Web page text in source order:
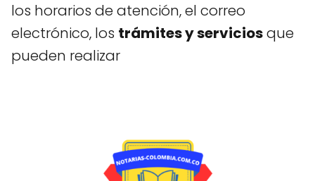
los horarios de atención, el correo
electrónico, los trámites y serviciosque
pueden realizar